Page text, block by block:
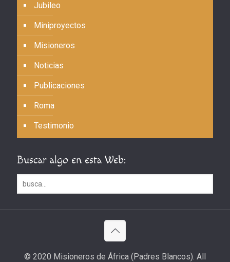
Jubileo
Miniproyectos
Misioneros
Noticias
Publicaciones
Roma
Testimonio
Buscar algo en esta Web:
© 2020 Misioneros de África (Padres Blancos). All